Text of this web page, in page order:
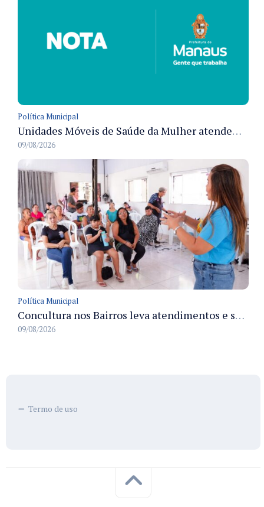
Política Municipal
Unidades Móveis de Saúde da Mulher atendem diversas zonas de Manaus durante o mês de agosto
09/08/2026
Política Municipal
Concultura nos Bairros leva atendimentos e serviços culturais ao Japiim em 8/8
09/08/2026
Termo de uso